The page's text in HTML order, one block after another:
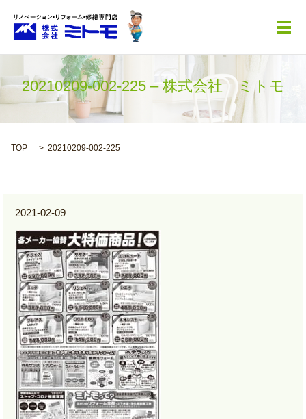
メ
20210209-002-225 – 株式会社 ミトモ
TOP 20210209-002-225
2021-02-09